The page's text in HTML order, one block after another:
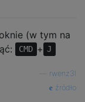
(w tym na
CMD + J
rwenz3l
źródło